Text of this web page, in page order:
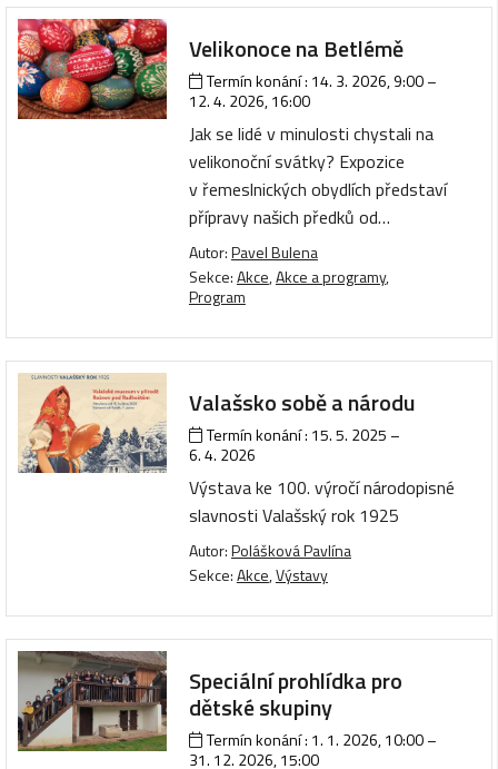
Velikonoce na Betlémě
Termín konání : 14. 3. 2026, 9:00–
12. 4. 2026, 16:00
Jak se lidé v minulosti chystali na
velikonoční svátky? Expozice
v řemeslnických obydlích představí
přípravy našich předků od…
Autor:Pavel Bulena
Sekce:Akce,Akce a programy,
Program
Valašsko sobě a národu
Termín konání : 15. 5. 2025 –
6. 4. 2026
Výstava ke 100. výročí národopisné
slavnosti Valašský rok 1925
Autor:Polášková Pavlína
Sekce:Akce,Výstavy
Speciální prohlídka pro
dětské skupiny
Termín konání : 1. 1. 2026, 10:00–
31. 12. 2026, 15:00